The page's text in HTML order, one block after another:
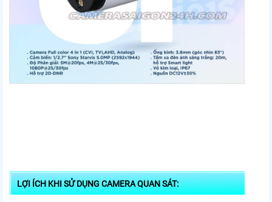
LỢI ÍCH KHI SỬ DỤNG CAMERA QUAN SÁT: